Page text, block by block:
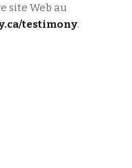
site Web au
testimony.